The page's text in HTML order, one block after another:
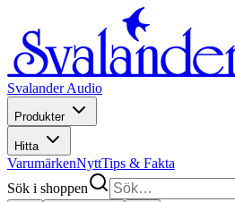
Svalander Audio
Produkter
Hitta
VarumärkenNyttTips & Fakta
Sök i shoppen